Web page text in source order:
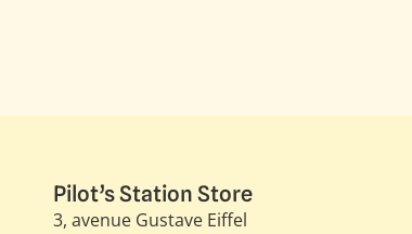
Pilot’s Station Store
3, avenue Gustave Eiffel​